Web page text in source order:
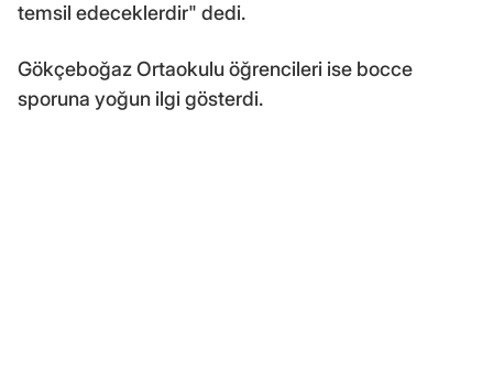
temsil edeceklerdir" dedi.
Gökçeboğaz Ortaokulu öğrencileri ise bocce
sporuna yoğun ilgi gösterdi.